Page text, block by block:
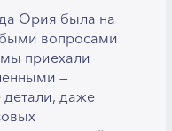
Ория была на
вопросами
приехали
—
даже